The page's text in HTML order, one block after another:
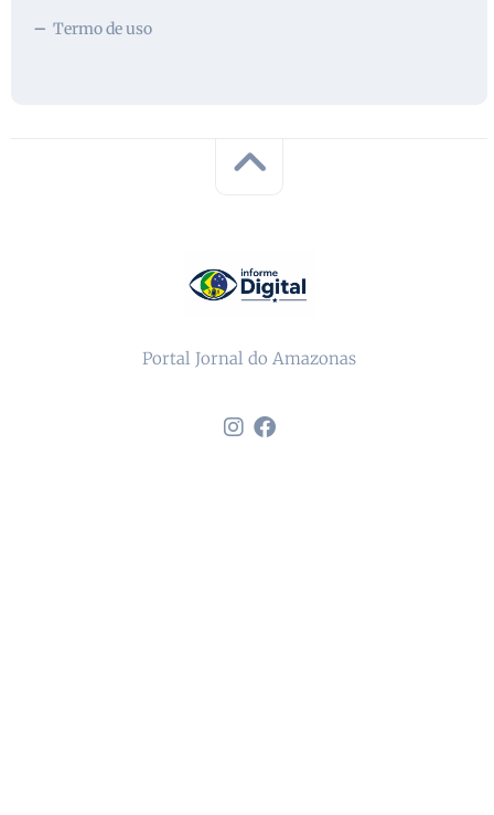
Termo de uso
Portal Jornal do Amazonas